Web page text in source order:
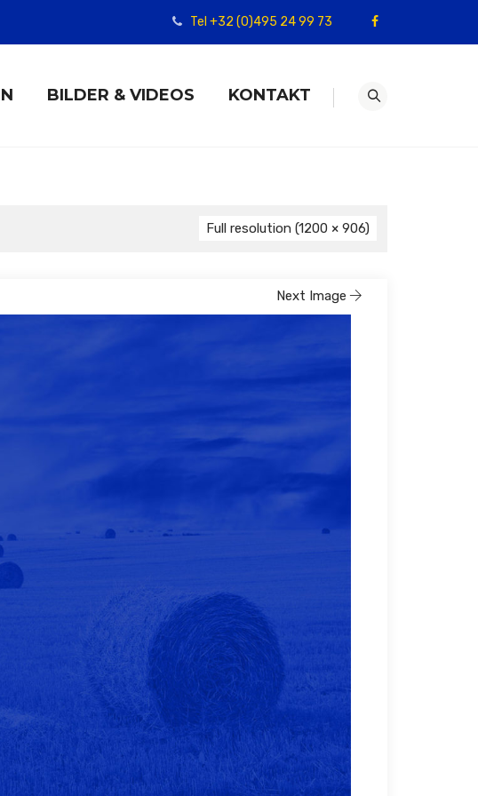
Tel +32 (0)495 24 99 73
BILDER & VIDEOS KONTAKT
Full resolution (1200 × 906)
Next Image